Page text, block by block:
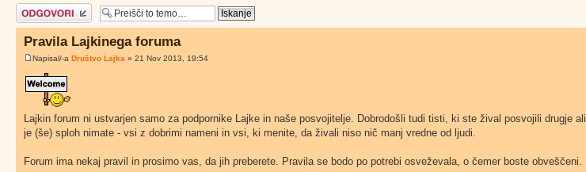
Napiši odgovor
Pravila Lajkinega foruma
Napisal/-a Društvo Lajka » 21 Nov 2013, 19:54
Lajkin forum ni ustvarjen samo za podpornike Lajke in naše posvojitelje. Dobrodošli tudi tisti, ki ste žival posvojili drugje ali
je (še) sploh nimate - vsi z dobrimi nameni in vsi, ki menite, da živali niso nič manj vredne od ljudi.
Forum ima nekaj pravil in prosimo vas, da jih preberete. Pravila se bodo po potrebi osveževala, o čemer boste obveščeni.